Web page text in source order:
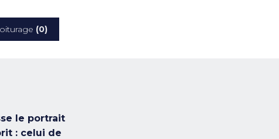
(0)
le portrait
: celui de